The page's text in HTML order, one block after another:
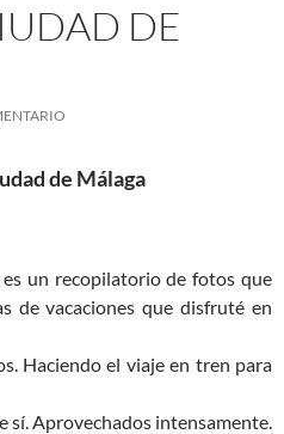
DE
de Málaga
un recopilatorio de fotos que
de vacaciones que disfruté en
Haciendo el viaje en tren para
sí. Aprovechados intensamente.